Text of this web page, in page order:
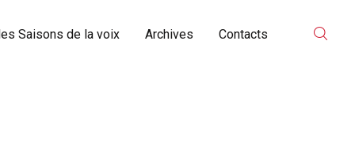
Saisons de la voix Archives Contacts